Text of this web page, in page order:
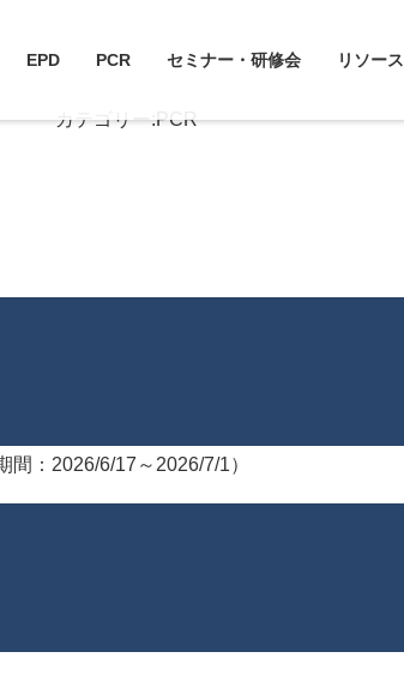
EPD PCR セミナー・研修会 リソース
カテゴリー:PCR
：2026/6/17～2026/7/1）